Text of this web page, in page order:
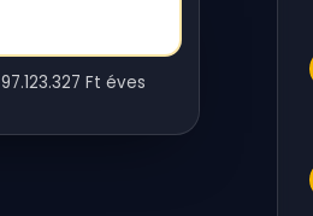
97.123.327 Ft éves